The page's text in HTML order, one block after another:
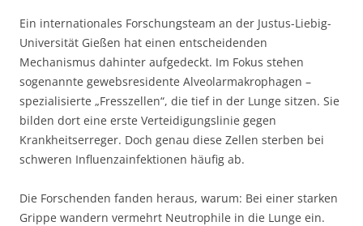
Ein internationales Forschungsteam an der Justus-Liebig-
Universität Gießen hat einen entscheidenden
Mechanismus dahinter aufgedeckt. Im Fokus stehen
sogenannte gewebsresidente Alveolarmakrophagen –
spezialisierte „Fresszellen“, die tief in der Lunge sitzen. Sie
bilden dort eine erste Verteidigungslinie gegen
Krankheitserreger. Doch genau diese Zellen sterben bei
schweren Influenzainfektionen häufig ab.
Die Forschenden fanden heraus, warum: Bei einer starken
Grippe wandern vermehrt Neutrophile in die Lunge ein.